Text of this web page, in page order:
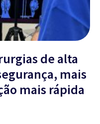
de alta
mais
mais rápida